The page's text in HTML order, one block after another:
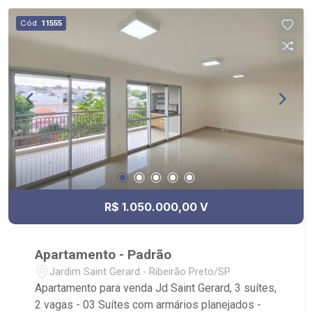
Cód. 11555
R$ 1.050.000,00 V
Apartamento - Padrão
Jardim Saint Gerard - Ribeirão Preto/SP
Apartamento para venda Jd Saint Gerard, 3 suítes,
2 vagas - 03 Suítes com armários planejados -